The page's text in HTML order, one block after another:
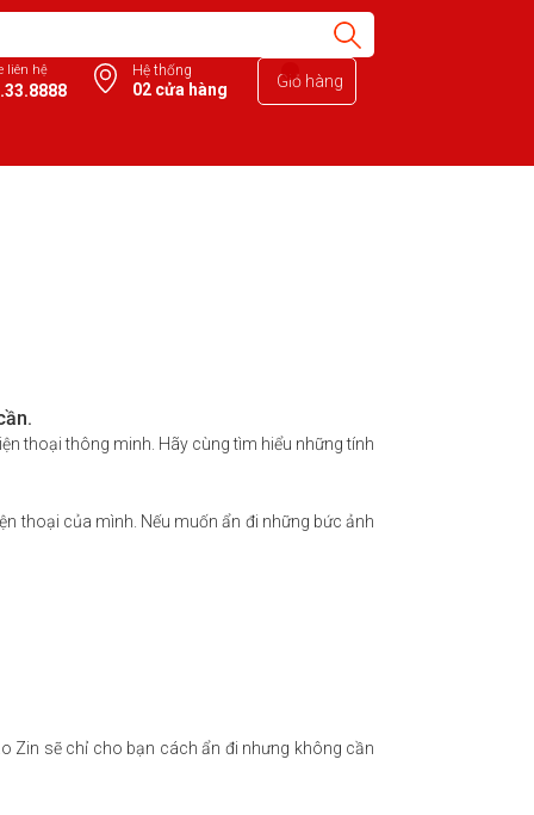
Giỏ hàng
Hệ thống
02 cửa hàng
liên hệ
thoại thông minh. Hãy cùng tìm hiểu những tính
thoại của mình. Nếu muốn ẩn đi những bức ảnh
Zin sẽ chỉ cho bạn cách ẩn đi nhưng không cần